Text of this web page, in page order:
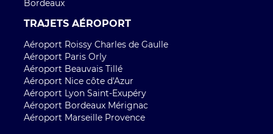
Bordeaux
TRAJETS AÉROPORT
Aéroport Roissy Charles de Gaulle
Aéroport Paris Orly
Aéroport Beauvais Tillé
Aéroport Nice côte d'Azur
Aéroport Lyon Saint-Exupéry
Aéroport Bordeaux Mérignac
Aéroport Marseille Provence